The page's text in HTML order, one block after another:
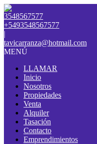
3548567577
+5493548567577
|
tavicarranza@hotmail.com
MENÚ
LLAMAR
Inicio
Nosotros
Propiedades
Venta
Alquiler
Tasación
Contacto
Emprendimientos